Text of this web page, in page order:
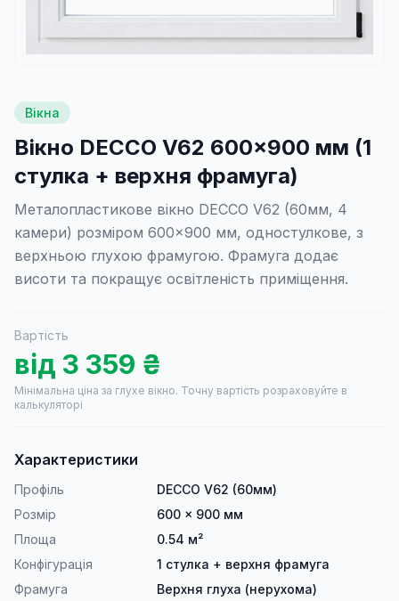
Вікна
Вікно DECCO V62 600×900 мм (1
стулка + верхня фрамуга)
Металопластикове вікно DECCO V62 (60мм, 4
камери) розміром 600×900 мм, одностулкове, з
верхньою глухою фрамугою. Фрамуга додає
висоти та покращує освітленість приміщення.
Вартість
від 3 359 ₴
Мінімальна ціна за глухе вікно. Точну вартість розраховуйте в
калькуляторі
Характеристики
Профіль
DECCO V62 (60мм)
Розмір
600 × 900 мм
Площа
0.54 м²
Конфігурація
1 стулка + верхня фрамуга
Фрамуга
Верхня глуха (нерухома)